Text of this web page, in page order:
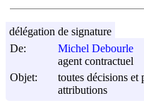
De:
Michel Debourle
agent contractuel
Objet:
toutes décisions et
attributions
délégation de signature